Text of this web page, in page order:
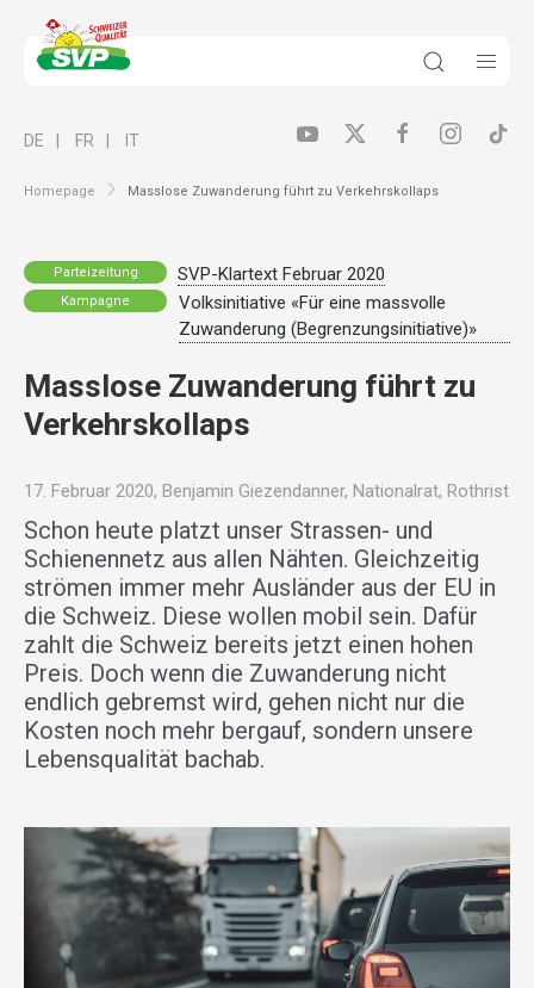
Homepage Masslose Zuwanderung führt zu Verkehrskollaps
DE FR IT
Parteizeitung SVP-Klartext Februar 2020
Kampagne
Volksinitiative «Für eine massvolle
Zuwanderung (Begrenzungsinitiative)»
Masslose Zuwanderung führt zu
Verkehrskollaps
17. Februar 2020, Benjamin Giezendanner, Nationalrat, Rothrist
Schon heute platzt unser Strassen- und
Schienennetz aus allen Nähten. Gleichzeitig
strömen immer mehr Ausländer aus der EU in
die Schweiz. Diese wollen mobil sein. Dafür
zahlt die Schweiz bereits jetzt einen hohen
Preis. Doch wenn die Zuwanderung nicht
endlich gebremst wird, gehen nicht nur die
Kosten noch mehr bergauf, sondern unsere
Lebensqualität bachab.